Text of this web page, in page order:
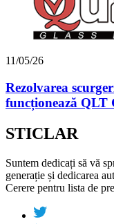
11/05/26
Rezolvarea
funcționează QLT
STICLAR
Suntem dedicați să vă
generație și dedicarea
Cerere pentru lista de